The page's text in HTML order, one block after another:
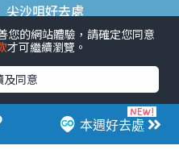
本週好去處
尖沙咀好去處
好去處 旺角好去處 社會
#美食社群熱話
用程式
#限時搶
戶中心 #著數 #網絡熱話
的網站體驗，請確定您同意
才可繼續瀏覽。
及同意